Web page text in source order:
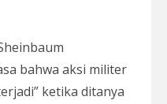
bahwa aksi militer
ketika ditanya